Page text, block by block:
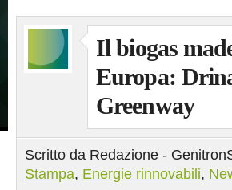
Il biogas
Europa:
Greenway
Scritto da Redazione -
Stampa, Energie rinnovabili,